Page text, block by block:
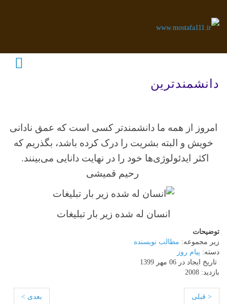
دانشمندترین
امروز از همه ما دانشمندتر کسی است که عمق نادانی
خویش و البته بشریت را درک کرده باشد، بگذریم که
اکثر ایدئولوژی‌ها خود را در نهایت دانایی می‌بینند.
رحیم قمیشی
انسان له شده زیر بار تبلیغات
توضیحات
زیر مجموعه: مطالب نویسنده
دسته: پیام روز
تاریخ ایجاد در 06 مهر 1399
بازدید: 2008
< قبلی بعدی >